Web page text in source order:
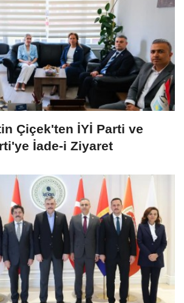
Çiçek'ten İYİ Parti ve
İade-i Ziyaret